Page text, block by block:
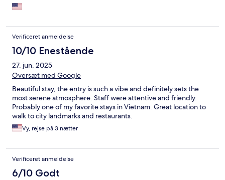
Verificeret anmeldelse
10/10 Enestående
27. jun. 2025
Oversæt med Google
Beautiful stay, the entry is such a vibe and definitely sets the
most serene atmosphere. Staff were attentive and friendly.
Probably one of my favorite stays in Vietnam. Great location to
walk to city landmarks and restaurants.
Vy, rejse på 3 nætter
Verificeret anmeldelse
6/10 Godt